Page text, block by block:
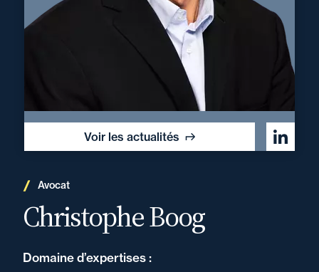
Voir les actualités
Avocat
Christophe Boog
Domaine d’expertises :